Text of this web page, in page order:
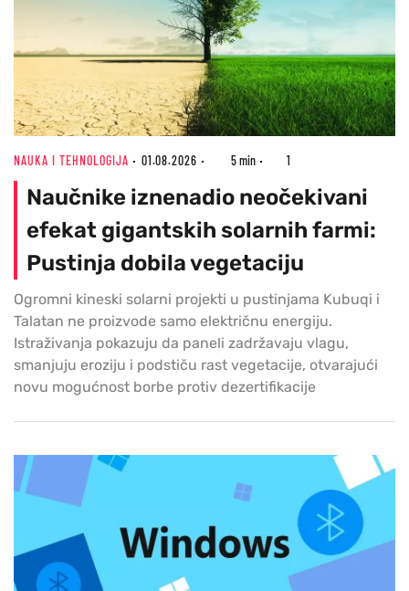
NAUKA I TEHNOLOGIJA 01.08.2026 5 min 1
Naučnike iznenadio neočekivani
efekat gigantskih solarnih farmi:
Pustinja dobila vegetaciju
Ogromni kineski solarni projekti u pustinjama Kubuqi i
Talatan ne proizvode samo električnu energiju.
Istraživanja pokazuju da paneli zadržavaju vlagu,
smanjuju eroziju i podstiču rast vegetacije, otvarajući
novu mogućnost borbe protiv dezertifikacije